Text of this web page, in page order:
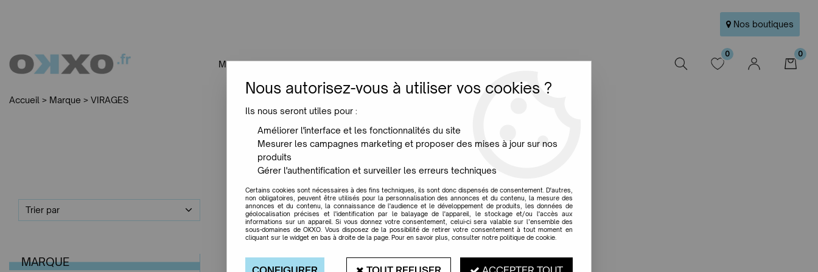
Nos boutiques
MOBILIER LUMINAIRES JARDIN MAISON PROMO NEW
0 0
Accueil > Marque > VIRAGES
VIRAGES
Trier par
MARQUE
Nous autorisez-vous à utiliser vos cookies ?
Ils nous seront utiles pour :
Améliorer l'interface et les fonctionnalités du site
Mesurer les campagnes marketing et proposer des mises à jour sur nos
produits
Gérer l'authentification et surveiller les erreurs techniques
Certains cookies sont nécessaires à des fins techniques, ils sont donc dispensés de consentement. D'autres,
non obligatoires, peuvent être utilisés pour la personnalisation des annonces et du contenu, la mesure des
annonces et du contenu, la connaissance de l'audience et le développement de produits, les données de
géolocalisation précises et l'identification par le balayage de l'appareil, le stockage et/ou l'accès aux
informations sur un appareil. Si vous donnez votre consentement, celui-ci sera valable sur l’ensemble des
sous-domaines de OKXO. Vous disposez de la possibilité de retirer votre consentement à tout moment en
cliquant sur le widget en bas à droite de la page. Pour en savoir plus, consulter notre politique de cookie.